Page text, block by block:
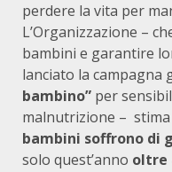
perdere la vita per
L’Organizzazione –
bambini e garantire
lanciato la campagna
bambino” per
malnutrizione – stima
bambini soffrono di
solo quest’anno oltre